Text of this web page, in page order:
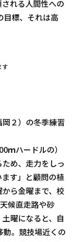
れる人間性への
目標、それは高
す
２）の冬季練習
ｍハードルの）
め、走力をしっ
す」と顧問の植
ら金曜まで、校
候直走路や砂
曜になると、自
動。競技場近くの